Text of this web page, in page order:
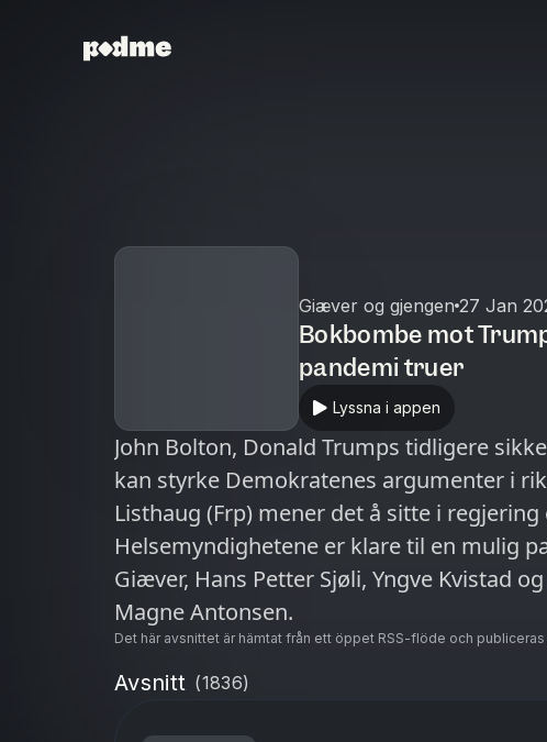
Giæver og gjengen 27 Jan
Bokbombe mot
pandemi truer
Lyssna i appen
John Bolton, Donald Trumps tidligere
kan styrke Demokratenes argumenter i
Listhaug (Frp) mener det å sitte i
Helsemyndighetene er klare til en mulig
Giæver, Hans Petter Sjøli, Yngve Kvistad
Magne Antonsen.
Det här avsnittet är hämtat från ett öppet RSS-flöde och
Avsnitt (1836)